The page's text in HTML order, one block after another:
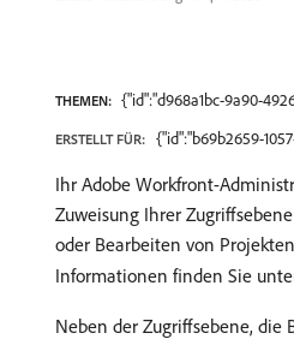
THEMEN: {"id":"d968a1bc-9a90-
ERSTELLT FÜR: {"id":"b69b2659-
Ihr Adobe Workfront-
Zuweisung Ihrer
oder Bearbeiten von
Informationen finden Sie
Neben der Zugriffsebene, die